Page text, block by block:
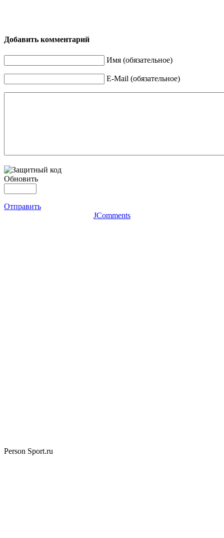
Добавить комментарий
Имя (обязательное)
E-Mail (обязательное)
Обновить
Отправить
JComments
Person Sport.ru